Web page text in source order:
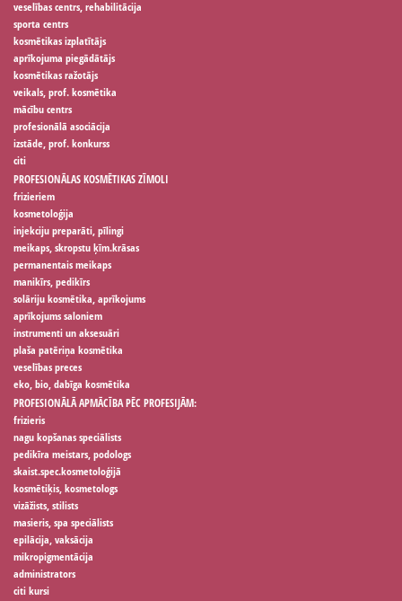
veselības centrs, rehabilitācija
sporta centrs
kosmētikas izplatītājs
aprīkojuma piegādātājs
kosmētikas ražotājs
veikals, prof. kosmētika
mācību centrs
profesionālā asociācija
izstāde, prof. konkurss
citi
PROFESIONĀLAS KOSMĒTIKAS ZĪMOLI
frizieriem
kosmetoloģija
injekciju preparāti, pīlingi
meikaps, skropstu ķīm.krāsas
permanentais meikaps
manikīrs, pedikīrs
solāriju kosmētika, aprīkojums
aprīkojums saloniem
instrumenti un aksesuāri
plaša patēriņa kosmētika
veselības preces
eko, bio, dabīga kosmētika
PROFESIONĀLĀ APMĀCĪBA PĒC PROFESIJĀM:
frizieris
nagu kopšanas speciālists
pedikīra meistars, podologs
skaist.spec.kosmetoloģijā
kosmētiķis, kosmetologs
vizāžists, stilists
masieris, spa speciālists
epilācija, vaksācija
mikropigmentācija
administrators
citi kursi